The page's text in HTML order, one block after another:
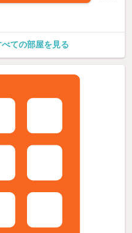
ての部屋を見る